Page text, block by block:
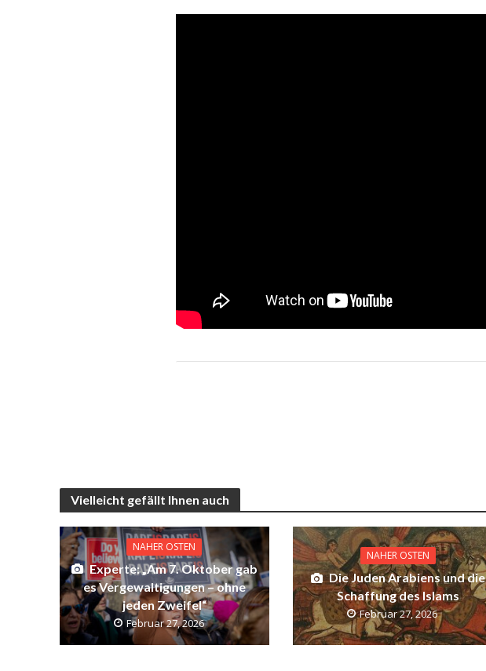
Vielleicht gefällt Ihnen auch
NAHER OSTEN
Experte: „Am 7. Oktober gab
es Vergewaltigungen – ohne
jeden Zweifel“
Februar 27, 2026
NAHER OSTEN
Die Juden Arabiens und die
Schaffung des Islams
Februar 27, 2026